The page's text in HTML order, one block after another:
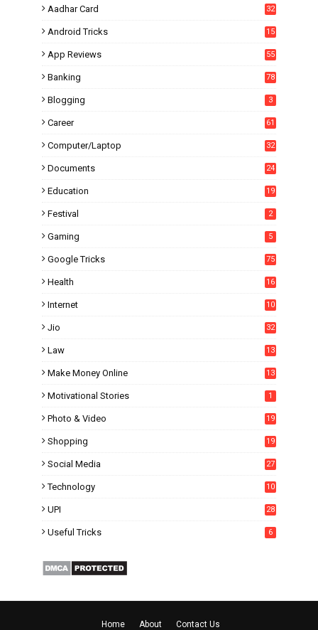
Aadhar Card 32
Android Tricks
15
App Reviews 55
Banking 78
Blogging 3
Career 61
Computer/Laptop 32
Documents 24
Education
19
Festival 2
Gaming 5
Google Tricks 75
Health 16
Internet
10
Jio 32
Law 13
Make Money Online 13
Motivational Stories 1
Photo & Video 19
Shopping 19
Social Media
27
Technology 10
UPI 28
Useful Tricks 6
Home About Contact Us